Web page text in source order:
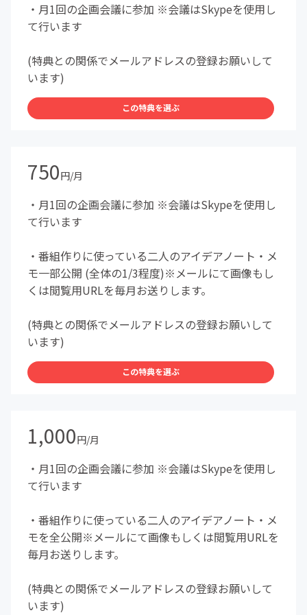
・月1回の企画会議に参加 ※会議はSkypeを使用し
て行います
(特典との関係でメールアドレスの登録お願いして
います)
この特典を選ぶ
750円/月
・月1回の企画会議に参加 ※会議はSkypeを使用し
て行います
・番組作りに使っている二人のアイデアノート・メ
モ一部公開 (全体の1/3程度)※メールにて画像もし
くは閲覧用URLを毎月お送りします。
(特典との関係でメールアドレスの登録お願いして
います)
この特典を選ぶ
1,000円/月
・月1回の企画会議に参加 ※会議はSkypeを使用し
て行います
・番組作りに使っている二人のアイデアノート・メ
モを全公開※メールにて画像もしくは閲覧用URLを
毎月お送りします。
(特典との関係でメールアドレスの登録お願いして
います)